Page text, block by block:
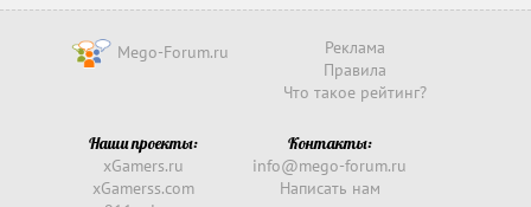
Mego-Forum.ru
Реклама
Правила
Что такое рейтинг?
Наши проекты:
xGamers.ru
xGamerss.com
Контакты:
info@mego-forum.ru
Написать нам